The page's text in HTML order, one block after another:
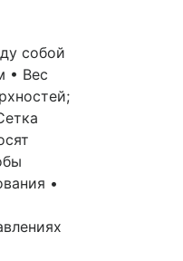
собой
• Вес
•